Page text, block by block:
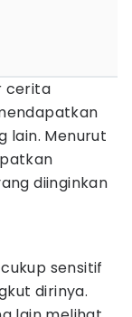
cerita
lain. Menurut
diinginkan
sensitif
dirinya.